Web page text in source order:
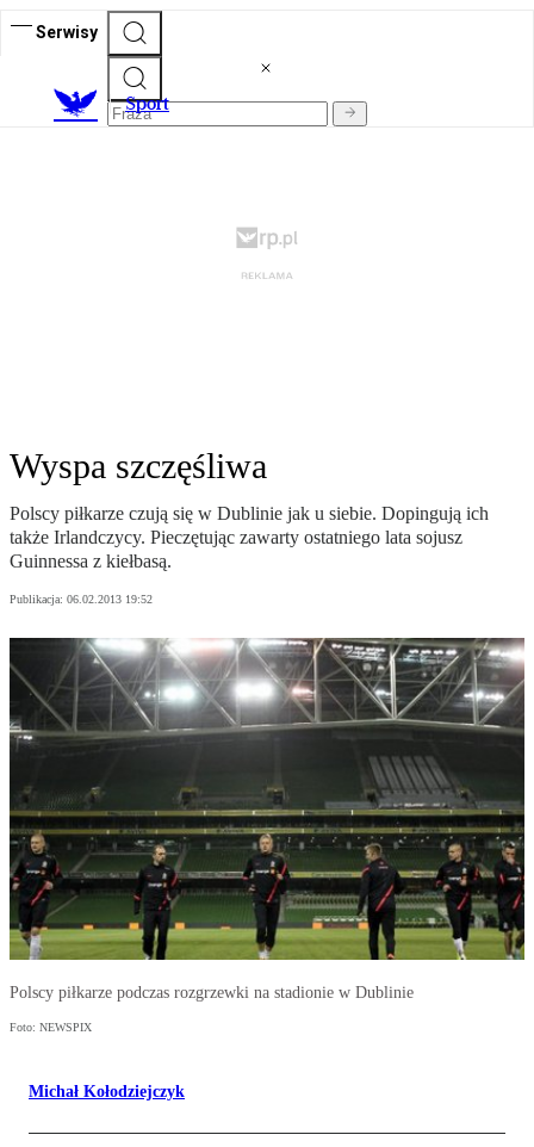
Serwisy
Sport
Wyspa szczęśliwa
Polscy piłkarze czują się w Dublinie jak u siebie. Dopingują ich
także Irlandczycy. Pieczętując zawarty ostatniego lata sojusz
Guinnessa z kiełbasą.
Publikacja: 06.02.2013 19:52
Polscy piłkarze podczas rozgrzewki na stadionie w Dublinie
Foto: NEWSPIX
Michał Kołodziejczyk